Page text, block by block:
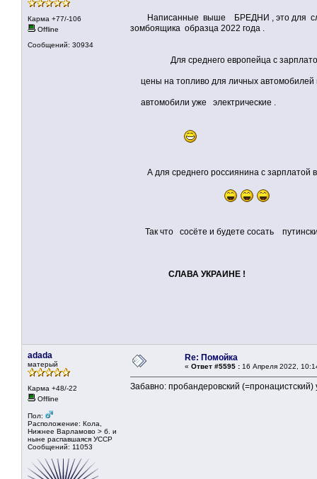
Карма +77/-106
Offline
Сообщений: 30934
Написанные выше БРЕДНИ , это для
зомбоящика образца 2022 года .
Для среднего европейца с зарплатой
цены на топливо для личных автомобилей
автомобили уже электрические .
А для среднего россиянина с
Так что сосёте и будете сосать
СЛАВА УКРАИНЕ !
adada
матерый
Карма +48/-22
Offline
Пол:
Расположение: Кола,
Нижнее Варламово > б. и
ныне распавшаяся УССР
Сообщений: 11053
Re: Помойка
« Ответ #5595 : 16 Апреля 2022,
Забавно: пробандеровский